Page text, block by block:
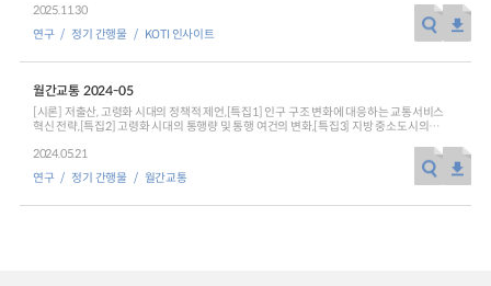
2025.11.30
연구
정기 간행물 KOTI 인사이트
월간교통 2024-05
[시론] 저출산, 고령화 시대의 정책적 제언,[특집1] 인구 구조 변화에 대응하는 교통서비스
혁신 전략,[특집2] 고령화 시대의 통행량 및 통행 여건의 변화,[특집3] 지방 중소도시의
공간구조 변화와 대응과제,[특집5] 노인 1천만 시대를 대비하는 노인복지정책,[사진으로 본
교통] 한국의 80~90년대를 연상케 하는 우즈베키스탄 교통,[통계로 본 교통·물류]
도로교통사고비용 추이, 시도별 도로교통사고비용(사고건수 기준) 외,[KOTI가 만난 사람]
2024.05.21
연구
정기 간행물 월간교통